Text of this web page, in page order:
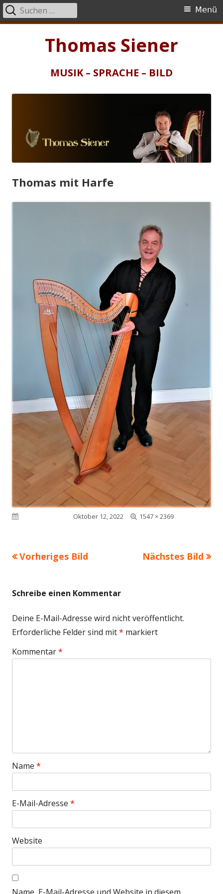
Thomas Siener
MUSIK – SPRACHE – BILD
Primäres
Menü
Suchen
nach:
Thomas mit Harfe
Oktober 12, 2022
Volle
1547 × 2369
Vorheriges Bild Nächstes Bild
Schreibe einen Kommentar
Deine E-Mail-Adresse wird nicht veröffentlicht.
Erforderliche Felder sind mit* markiert
Kommentar*
Name *
E-Mail-Adresse *
Website